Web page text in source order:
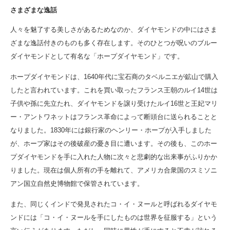
さまざまな逸話
人々を魅了する美しさがあるためなのか、ダイヤモンドの中にはさま
ざまな逸話付きのものも多く存在します。そのひとつが呪いのブルー
ダイヤモンドとして有名な「ホープダイヤモンド」です。
ホープダイヤモンドは、1640年代に宝石商のタベルニエが鉱山で購入
したと言われています。これを買い取ったフランス王朝のルイ14世は
子供や孫に先立たれ、ダイヤモンドを譲り受けたルイ16世と王妃マリ
ー・アントワネットはフランス革命によって断頭台に送られることと
なりました。1830年には銀行家のヘンリー・ホープが入手しました
が、ホープ家はその後破産の憂き目に遭います。その後も、このホー
プダイヤモンドを手に入れた人物に次々と悲劇的な出来事がふりかか
りました。現在は個人所有の手を離れて、アメリカ合衆国のスミソニ
アン国立自然史博物館で保管されています。
また、同じくインドで発見されたコ・イ・ヌールと呼ばれるダイヤモ
ンドには「コ・イ・ヌールを手にしたものは世界を征服する」という